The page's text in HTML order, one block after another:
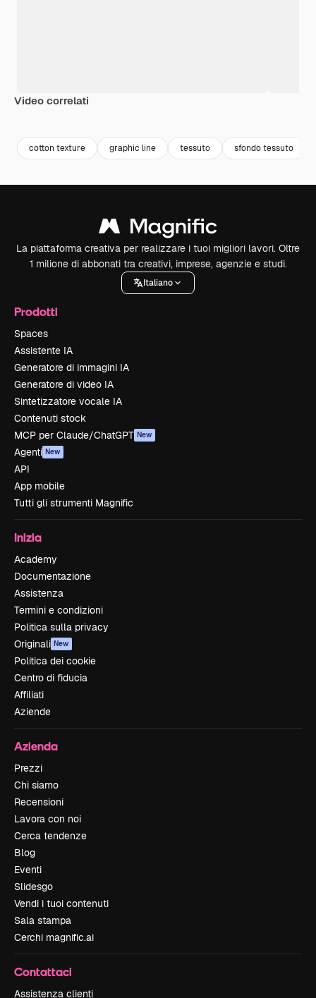
Video correlati
cotton texture graphic line tessuto sfondo tessuto
La piattaforma creativa per realizzare i tuoi migliori lavori. Oltre
1 milione di abbonati tra creativi, imprese, agenzie e studi.
Italiano
Prodotti
Spaces
Assistente IA
Generatore di immagini IA
Generatore di video IA
Sintetizzatore vocale IA
Contenuti stock
MCP per Claude/ChatGPT New
Agenti New
API
App mobile
Tutti gli strumenti Magnific
Inizia
Academy
Documentazione
Assistenza
Termini e condizioni
Politica sulla privacy
Originali New
Politica dei cookie
Centro di fiducia
Affiliati
Aziende
Azienda
Prezzi
Chi siamo
Recensioni
Lavora con noi
Cerca tendenze
Blog
Eventi
Slidesgo
Vendi i tuoi contenuti
Sala stampa
Cerchi magnific.ai
Contattaci
Assistenza clienti